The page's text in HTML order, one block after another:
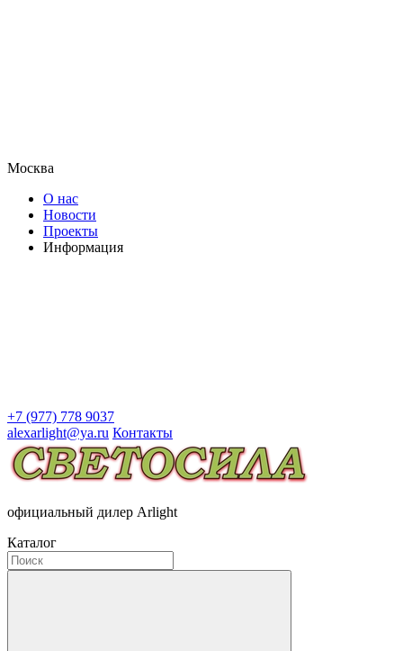
Москва
О нас
Новости
Проекты
Информация
+7 (977) 778 9037
alexarlight@ya.ru Контакты
официальный дилер Arlight
Каталог